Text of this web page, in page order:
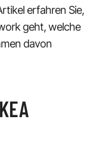
erfahren Sie,
geht, welche
davon